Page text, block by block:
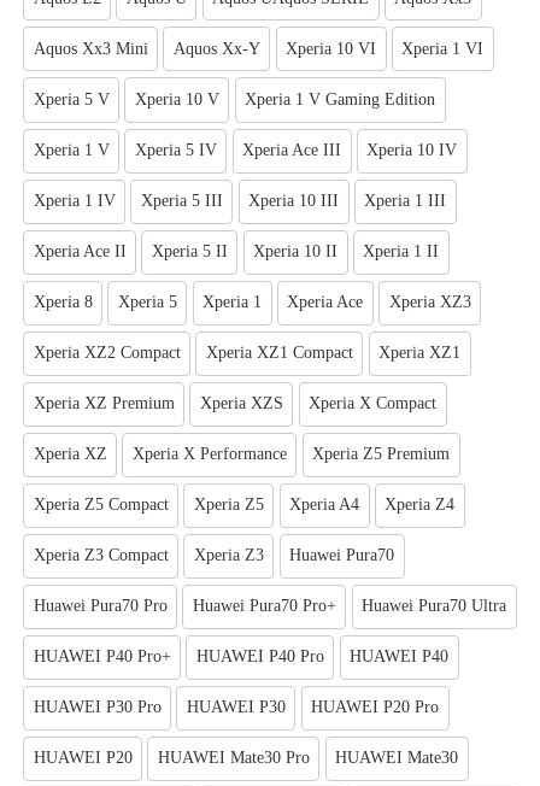
Aquos Xx3 Mini Aquos Xx-Y Xperia 10 VI Xperia 1 VI
Xperia 5 V Xperia 10 V Xperia 1 V Gaming Edition
Xperia 1 V Xperia 5 IV Xperia Ace III Xperia 10 IV
Xperia 1 IV Xperia 5 III Xperia 10 III Xperia 1 III
Xperia Ace II Xperia 5 II Xperia 10 II Xperia 1 II
Xperia 8 Xperia 5 Xperia 1 Xperia Ace Xperia XZ3
Xperia XZ2 Compact Xperia XZ1 Compact Xperia XZ1
Xperia XZ Premium Xperia XZS Xperia X Compact
Xperia XZ Xperia X Performance Xperia Z5 Premium
Xperia Z5 Compact Xperia Z5 Xperia A4 Xperia Z4
Xperia Z3 Compact Xperia Z3 Huawei Pura70
Huawei Pura70 Pro Huawei Pura70 Pro+ Huawei Pura70 Ultra
HUAWEI P40 Pro+ HUAWEI P40 Pro HUAWEI P40
HUAWEI P30 Pro HUAWEI P30 HUAWEI P20 Pro
HUAWEI P20 HUAWEI Mate30 Pro HUAWEI Mate30